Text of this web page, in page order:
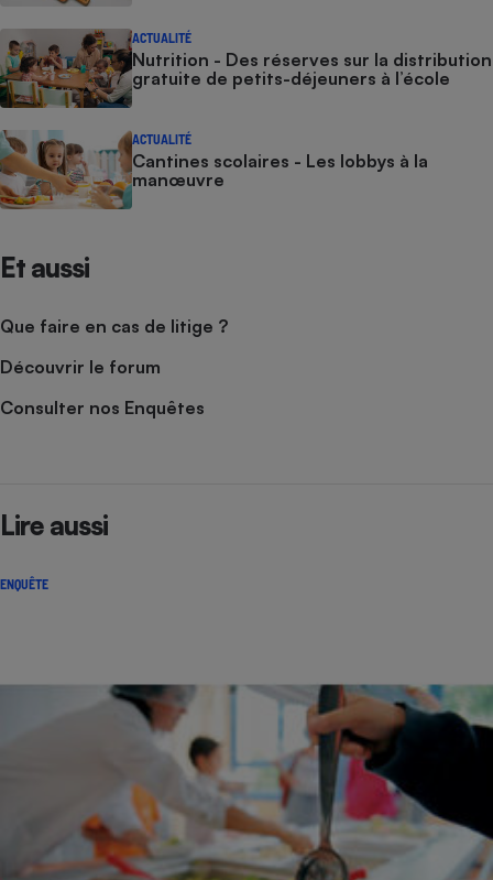
ACTUALITÉ
Nutrition - Des réserves sur la distribution
gratuite de petits-déjeuners à l’école
ACTUALITÉ
Cantines scolaires - Les lobbys à la
manœuvre
Et aussi
Que faire en cas de litige ?
Découvrir le forum
Consulter nos Enquêtes
Lire aussi
ENQUÊTE